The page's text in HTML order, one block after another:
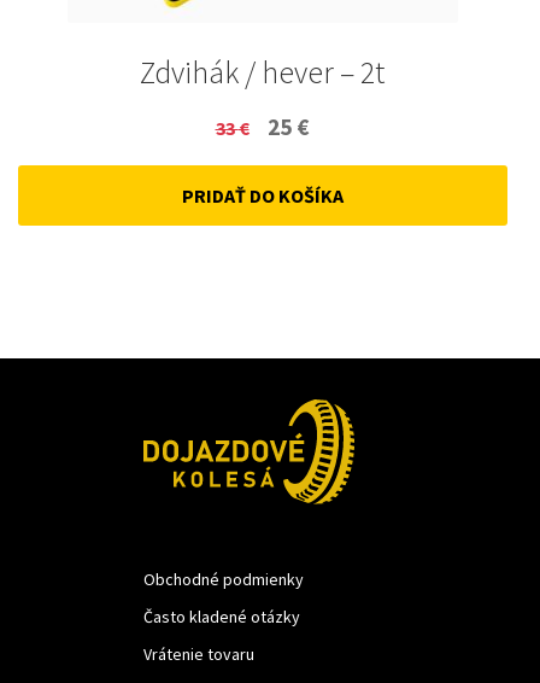
Zdvihák / hever – 2t
33€
Original
price
was:
25 €
price
is:
PRIDAŤ DO KOŠÍKA
Obchodné podmienky
Často kladené otázky
Vrátenie tovaru